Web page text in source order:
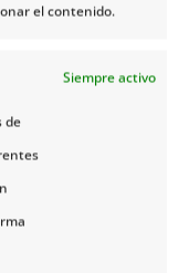
el contenido.
Siempre activo
de